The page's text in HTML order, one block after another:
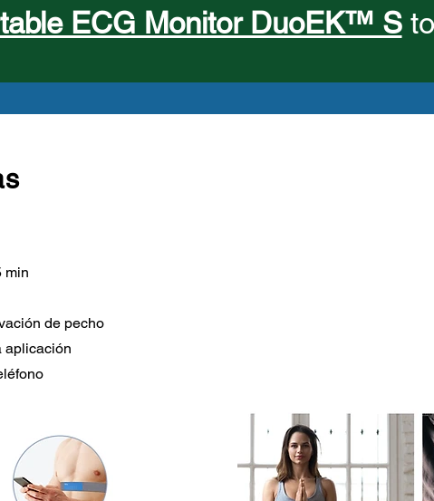
ECG Monitor DuoEK™ Sto
min
de pecho
aplicación